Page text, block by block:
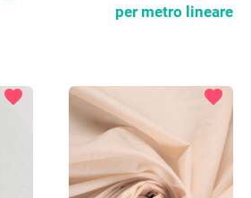
per metro lineare
favorite favorite